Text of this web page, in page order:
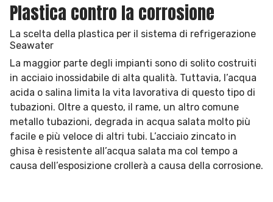
Plastica contro la corrosione
La scelta della plastica per il sistema di refrigerazione
Seawater
La maggior parte degli impianti sono di solito costruiti
in acciaio inossidabile di alta qualità. Tuttavia, l’acqua
acida o salina limita la vita lavorativa di questo tipo di
tubazioni. Oltre a questo, il rame, un altro comune
metallo tubazioni, degrada in acqua salata molto più
facile e più veloce di altri tubi. L’acciaio zincato in
ghisa è resistente all’acqua salata ma col tempo a
causa dell’esposizione crollerà a causa della corrosione.